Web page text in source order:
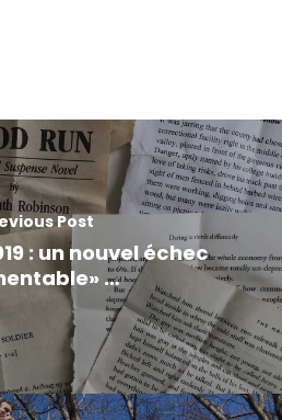
Post
: un nouvel échec
…